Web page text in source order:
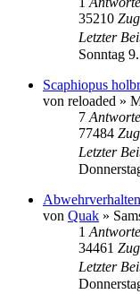
35210
Letzter
Sonntag
Scaphiopus
von reloaded »
7
77484
Letzter
von Quak »
1
34461
Letzter